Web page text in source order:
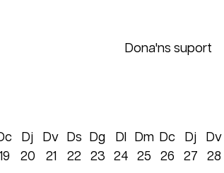
Dona'ns suport
19
Dj
20
Dv
21
Ds
22
Dg
23
Dl
24
Dm
25
Dc
26
Dj
27
Dv
28